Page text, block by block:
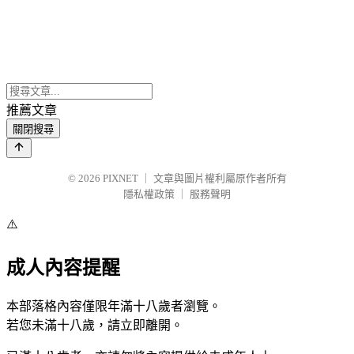
推薦文章
關閉搜尋
© 2026 PIXNET
文章與圖片權利屬原作者所有
隱私權政策
服務聲明
⚠️
成人內容提醒
本部落格內容僅限年滿十八歲者瀏覽。
若您未滿十八歲，請立即離開。